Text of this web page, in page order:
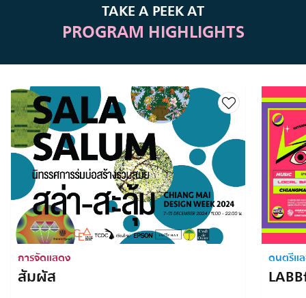
TAKE A PEEK AT
PROGRAM HIGHLIGHTS
การจัดแสดง
สัมผัส
ดนตรีแล